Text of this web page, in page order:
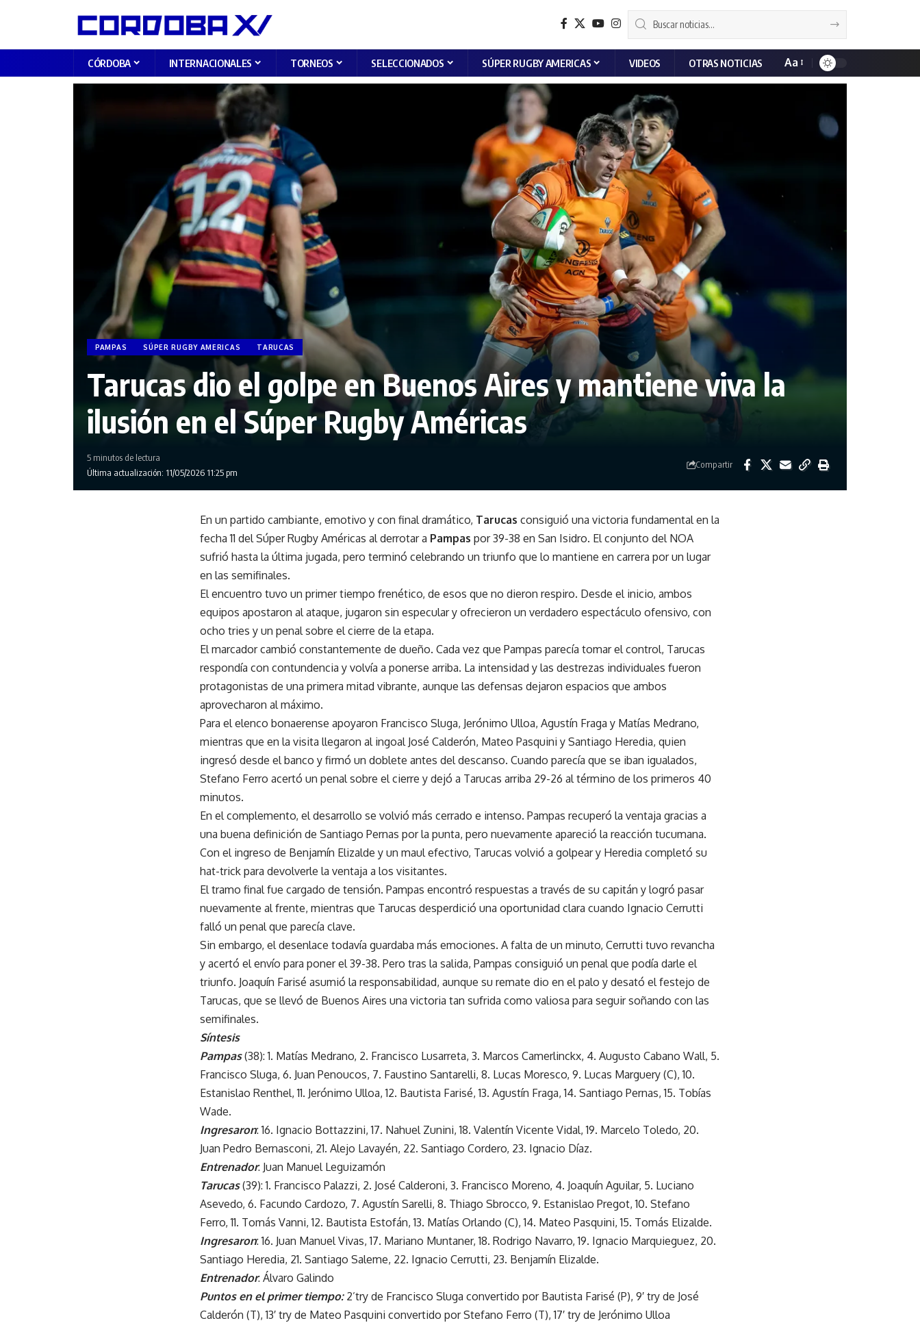
CÓRDOBA INTERNACIONALES TORNEOS SELECCIONADOS SÚPER RUGBY AMERICAS VIDEOS OTRAS NOTICIAS Aa
PAMPAS SÚPER RUGBY AMERICAS TARUCAS
Tarucas dio el golpe en Buenos Aires y mantiene viva la
ilusión en el Súper Rugby Américas
Última actualización: 11/05/2026 11:25 pm
5 minutos de lectura
Compartir
En un partido cambiante, emotivo y con final dramático, Tarucas consiguió una victoria fundamental en la
fecha 11 del Súper Rugby Américas al derrotar a Pampas por 39-38 en San Isidro. El conjunto del NOA
sufrió hasta la última jugada, pero terminó celebrando un triunfo que lo mantiene en carrera por un lugar
en las semifinales.
El encuentro tuvo un primer tiempo frenético, de esos que no dieron respiro. Desde el inicio, ambos
equipos apostaron al ataque, jugaron sin especular y ofrecieron un verdadero espectáculo ofensivo, con
ocho tries y un penal sobre el cierre de la etapa.
El marcador cambió constantemente de dueño. Cada vez que Pampas parecía tomar el control, Tarucas
respondía con contundencia y volvía a ponerse arriba. La intensidad y las destrezas individuales fueron
protagonistas de una primera mitad vibrante, aunque las defensas dejaron espacios que ambos
aprovecharon al máximo.
Para el elenco bonaerense apoyaron Francisco Sluga, Jerónimo Ulloa, Agustín Fraga y Matías Medrano,
mientras que en la visita llegaron al ingoal José Calderón, Mateo Pasquini y Santiago Heredia, quien
ingresó desde el banco y firmó un doblete antes del descanso. Cuando parecía que se iban igualados,
Stefano Ferro acertó un penal sobre el cierre y dejó a Tarucas arriba 29-26 al término de los primeros 40
minutos.
En el complemento, el desarrollo se volvió más cerrado e intenso. Pampas recuperó la ventaja gracias a
una buena definición de Santiago Pernas por la punta, pero nuevamente apareció la reacción tucumana.
Con el ingreso de Benjamín Elizalde y un maul efectivo, Tarucas volvió a golpear y Heredia completó su
hat-trick para devolverle la ventaja a los visitantes.
El tramo final fue cargado de tensión. Pampas encontró respuestas a través de su capitán y logró pasar
nuevamente al frente, mientras que Tarucas desperdició una oportunidad clara cuando Ignacio Cerrutti
falló un penal que parecía clave.
Sin embargo, el desenlace todavía guardaba más emociones. A falta de un minuto, Cerrutti tuvo revancha
y acertó el envío para poner el 39-38. Pero tras la salida, Pampas consiguió un penal que podía darle el
triunfo. Joaquín Farisé asumió la responsabilidad, aunque su remate dio en el palo y desató el festejo de
Tarucas, que se llevó de Buenos Aires una victoria tan sufrida como valiosa para seguir soñando con las
semifinales.
Síntesis
Pampas(38): 1. Matías Medrano, 2. Francisco Lusarreta, 3. Marcos Camerlinckx, 4. Augusto Cabano Wall, 5.
Francisco Sluga, 6. Juan Penoucos, 7. Faustino Santarelli, 8. Lucas Moresco, 9. Lucas Marguery (C), 10.
Estanislao Renthel, 11. Jerónimo Ulloa, 12. Bautista Farisé, 13. Agustín Fraga, 14. Santiago Pernas, 15. Tobías
Wade.
Ingresaron: 16. Ignacio Bottazzini, 17. Nahuel Zunini, 18. Valentín Vicente Vidal, 19. Marcelo Toledo, 20.
Juan Pedro Bernasconi, 21. Alejo Lavayén, 22. Santiago Cordero, 23. Ignacio Díaz.
Entrenador: Juan Manuel Leguizamón
Tarucas(39): 1. Francisco Palazzi, 2. José Calderoni, 3. Francisco Moreno, 4. Joaquín Aguilar, 5. Luciano
Asevedo, 6. Facundo Cardozo, 7. Agustín Sarelli, 8. Thiago Sbrocco, 9. Estanislao Pregot, 10. Stefano
Ferro, 11. Tomás Vanni, 12. Bautista Estofán, 13. Matías Orlando (C), 14. Mateo Pasquini, 15. Tomás Elizalde.
Ingresaron: 16. Juan Manuel Vivas, 17. Mariano Muntaner, 18. Rodrigo Navarro, 19. Ignacio Marquieguez, 20.
Santiago Heredia, 21. Santiago Saleme, 22. Ignacio Cerrutti, 23. Benjamín Elizalde.
Entrenador: Álvaro Galindo
Puntos en el primer tiempo:2’try de Francisco Sluga convertido por Bautista Farisé (P), 9′ try de José
Calderón (T), 13′ try de Mateo Pasquini convertido por Stefano Ferro (T), 17′ try de Jerónimo Ulloa